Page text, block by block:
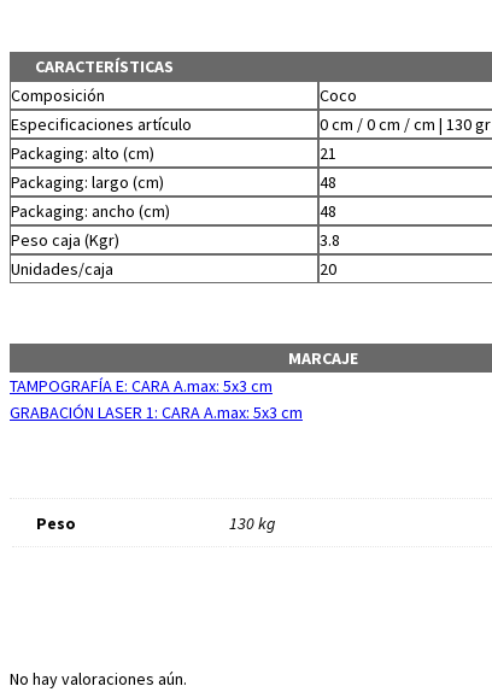
CARACTERÍSTICAS
Composición
Coco
Especificaciones artículo
0 cm / 0 cm / cm | 130 gr
Packaging: alto (cm)
21
Packaging: largo (cm)
48
Packaging: ancho (cm)
48
Peso caja (Kgr)
3.8
Unidades/caja
20
MARCAJE
TAMPOGRAFÍA E: CARA A.max: 5x3 cm
GRABACIÓN LASER 1: CARA A.max: 5x3 cm
Peso 130 kg
No hay valoraciones aún.